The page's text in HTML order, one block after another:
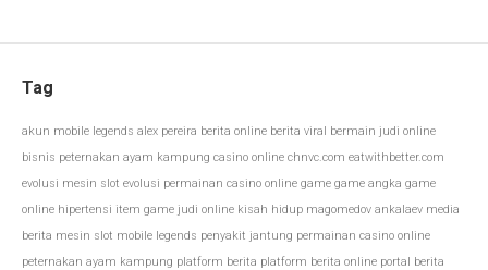
Tag
akun mobile legends alex pereira berita online berita viral bermain judi online
bisnis peternakan ayam kampung casino online chnvc.com eatwithbetter.com
evolusi mesin slot evolusi permainan casino online game game angka game
online hipertensi item game judi online kisah hidup magomedov ankalaev media
berita mesin slot mobile legends penyakit jantung permainan casino online
peternakan ayam kampung platform berita platform berita online portal berita